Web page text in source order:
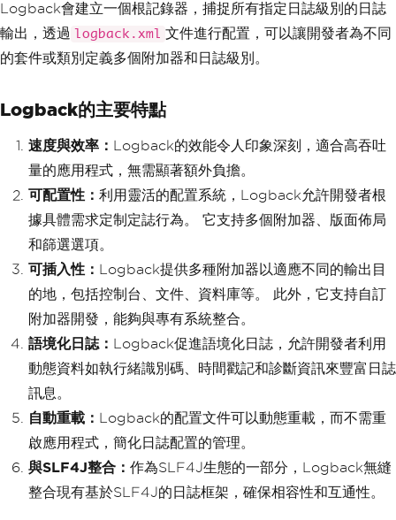
Logback會建立一個根記錄器，捕捉所有指定日誌級別的日誌
輸出，透過
logback.xml 文件進行配置，可以讓開發者為不同
的套件或類別定義多個附加器和日誌級別。
Logback的主要特點
速度與效率： Logback的效能令人印象深刻，適合高吞吐
量的應用程式，無需顯著額外負擔。
可配置性： 利用靈活的配置系統，Logback允許開發者根
據具體需求定制定誌行為。 它支持多個附加器、版面佈局
和篩選選項。
可插入性： Logback提供多種附加器以適應不同的輸出目
的地，包括控制台、文件、資料庫等。 此外，它支持自訂
附加器開發，能夠與專有系統整合。
語境化日誌： Logback促進語境化日誌，允許開發者利用
動態資料如執行緒識別碼、時間戳記和診斷資訊來豐富日誌
訊息。
自動重載： Logback的配置文件可以動態重載，而不需重
啟應用程式，簡化日誌配置的管理。
與SLF4J整合： 作為SLF4J生態的一部分，Logback無縫
整合現有基於SLF4J的日誌框架，確保相容性和互通性。